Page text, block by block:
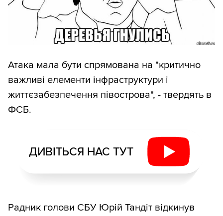
Атака мала бути спрямована на "критично
важливі елементи інфраструктури і
життєзабезпечення півострова", - твердять в
ФСБ.
ДИВІТЬСЯ НАС ТУТ
Радник голови СБУ Юрій Тандіт відкинув